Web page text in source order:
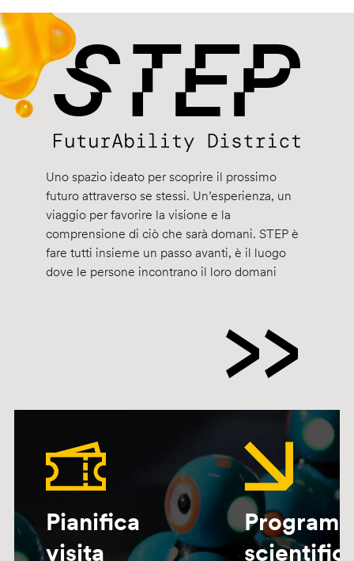
Uno spazio ideato per scoprire il prossimo
futuro attraverso se stessi. Un’esperienza, un
viaggio per favorire la visione e la
comprensione di ciò che sarà domani. STEP è
fare tutti insieme un passo avanti, è il luogo
dove le persone incontrano il loro domani
Pianifica
visita